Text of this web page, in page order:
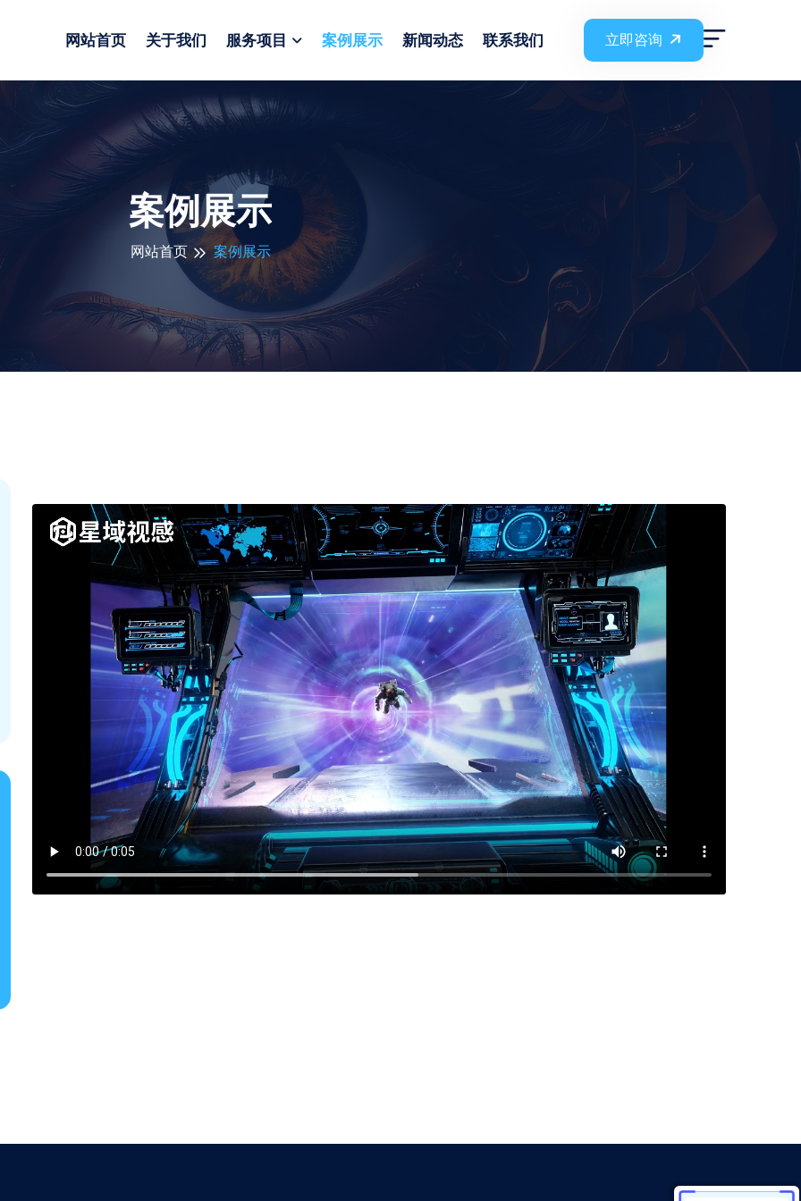
网站首页 关于我们 服务项目 案例展示 新闻动态 联系我们 立即咨询
案例展示
网站首页 案例展示